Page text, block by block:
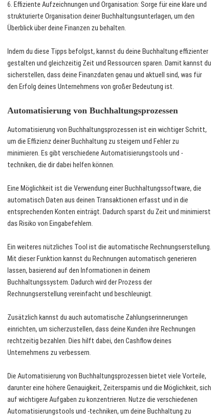
6. Effiziente Aufzeichnungen und Organisation: Sorge für eine klare und
strukturierte Organisation deiner Buchhaltungsunterlagen, um den
Überblick über deine Finanzen zu behalten.
Indem du diese Tipps befolgst, kannst du deine Buchhaltung effizienter
gestalten und gleichzeitig Zeit und Ressourcen sparen. Damit kannst du
sicherstellen, dass deine Finanzdaten genau und aktuell sind, was für
den Erfolg deines Unternehmens von großer Bedeutung ist.
Automatisierung von Buchhaltungsprozessen
Automatisierung von Buchhaltungsprozessen ist ein wichtiger Schritt,
um die Effizienz deiner Buchhaltung zu steigern und Fehler zu
minimieren. Es gibt verschiedene Automatisierungstools und -
techniken, die dir dabei helfen können.
Eine Möglichkeit ist die Verwendung einer Buchhaltungssoftware, die
automatisch Daten aus deinen Transaktionen erfasst und in die
entsprechenden Konten einträgt. Dadurch sparst du Zeit und minimierst
das Risiko von Eingabefehlern.
Ein weiteres nützliches Tool ist die automatische Rechnungserstellung.
Mit dieser Funktion kannst du Rechnungen automatisch generieren
lassen, basierend auf den Informationen in deinem
Buchhaltungssystem. Dadurch wird der Prozess der
Rechnungserstellung vereinfacht und beschleunigt.
Zusätzlich kannst du auch automatische Zahlungserinnerungen
einrichten, um sicherzustellen, dass deine Kunden ihre Rechnungen
rechtzeitig bezahlen. Dies hilft dabei, den Cashflow deines
Unternehmens zu verbessern.
Die Automatisierung von Buchhaltungsprozessen bietet viele Vorteile,
darunter eine höhere Genauigkeit, Zeitersparnis und die Möglichkeit, sich
auf wichtigere Aufgaben zu konzentrieren. Nutze die verschiedenen
Automatisierungstools und -techniken, um deine Buchhaltung zu